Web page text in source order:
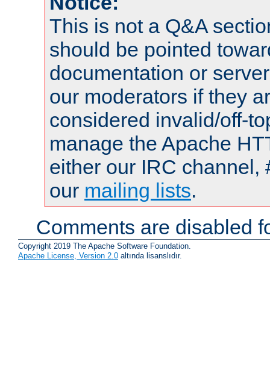
This is not a Q&A
should be pointed
documentation or
our moderators if they
considered invalid/off-
manage the Apache
either our IRC channel,
our mailing lists.
Comments are disabled
Copyright 2019 The Apache Software Foundation.
Apache License, Version 2.0 altında lisanslıdır.